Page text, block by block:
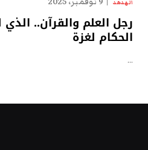
الهدهد
رجل العلم والقرآن..
الحكام لغزة
…